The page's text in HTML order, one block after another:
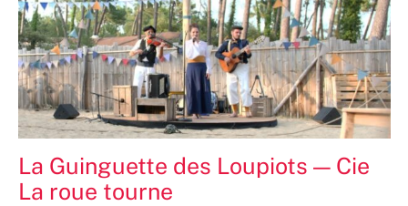
La Guinguette des Loupiots — Cie
La roue tourne